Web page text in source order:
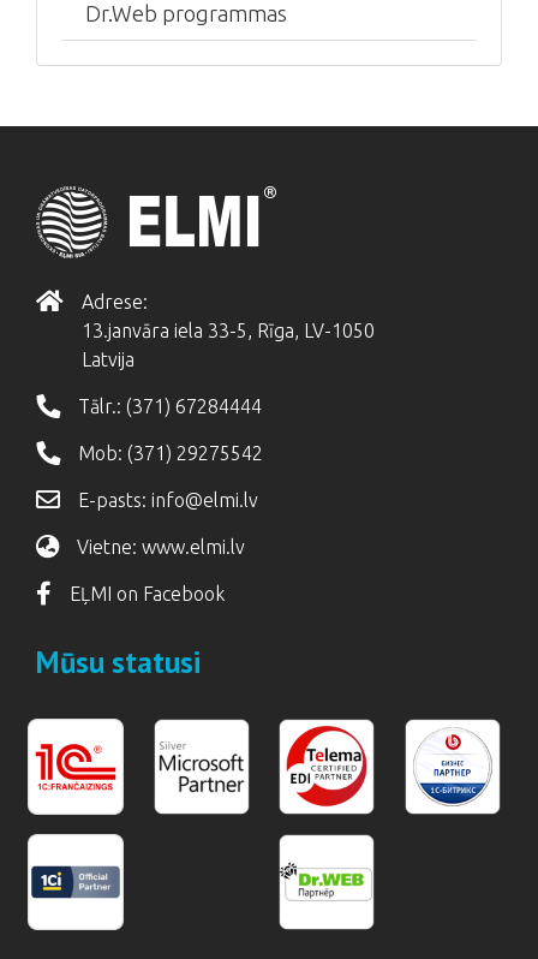
Dr.Web programmas
Adrese:
13.janvāra iela 33-5, Rīga, LV-1050
Latvija
Tālr.: (371) 67284444
Mob: (371) 29275542
E-pasts: info@elmi.lv
Vietne: www.elmi.lv
EĻMI on Facebook
Mūsu statusi